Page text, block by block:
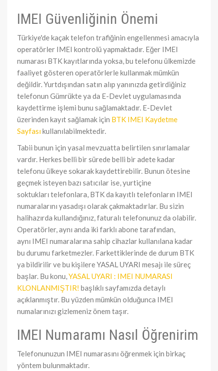
IMEI Güvenliğinin Önemi
Türkiye'de kaçak telefon trafiğinin engellenmesi amacıyla
operatörler IMEI kontrolü yapmaktadır. Eğer IMEI
numarası BTK kayıtlarında yoksa, bu telefonu ülkemizde
faaliyet gösteren operatörlerle kullanmak mümkün
değildir. Yurtdışından satın alıp yanınızda getirdiğiniz
telefonun Gümrükte ya da E-Devlet uygulamasında
kaydettirme işlemi bunu sağlamaktadır. E-Devlet
üzerinden kayıt sağlamak için BTK IMEI Kaydetme
Sayfasıkullanılabilmektedir.
Tabii bunun için yasal mevzuatta belirtilen sınırlamalar
vardır. Herkes belli bir sürede belli bir adete kadar
telefonu ülkeye sokarak kaydettirebilir. Bunun ötesine
geçmek isteyen bazı satıcılar ise, yurtiçine
soktukları telefonlara, BTK da kayıtlı telefonların IMEI
numaralarını yasadışı olarak çakmaktadırlar. Bu sizin
halihazırda kullandığınız, faturalı telefonunuz da olabilir.
Operatörler, aynı anda iki farklı abone tarafından,
aynı IMEI numaralarına sahip cihazlar kullanılana kadar
bu durumu farketmezler. Farkettiklerinde de durum BTK
ya bildirilir ve bu kişilere YASAL UYARI mesajı ile süreç
başlar. Bu konu,YASAL UYARI : IMEI NUMARASI
KLONLANMIŞTIR! başlıklı sayfamızda detaylı
açıklanmıştır. Bu yüzden mümkün olduğunca IMEI
numalarınızı gizlemeniz önem taşır.
IMEI Numaramı Nasıl Öğrenirim
Telefonunuzun IMEI numarasını öğrenmek için birkaç
yöntem bulunmaktadır.